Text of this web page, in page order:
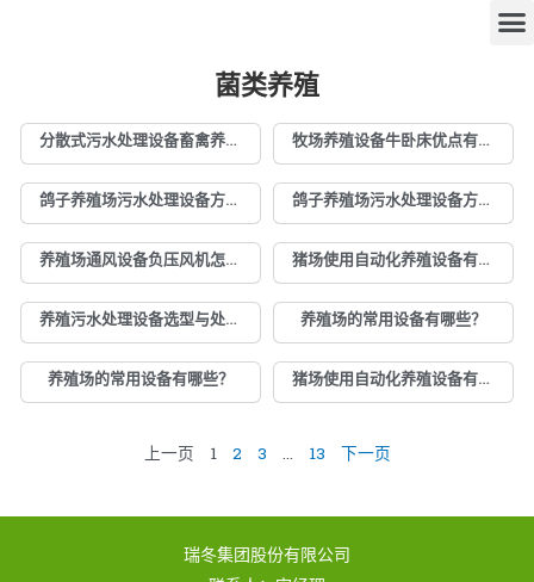
菌类养殖
分散式污水处理设备畜禽养殖废水组合处理技术 牧场养殖设备牛卧床优点有哪些
鸽子养殖场污水处理设备方案全康环保 鸽子养殖场污水处理设备方案全康环保
养殖场通风设备负压风机怎么选型？ 猪场使用自动化养殖设备有哪些特点
养殖污水处理设备选型与处理工艺 养殖场的常用设备有哪些？
养殖场的常用设备有哪些？ 猪场使用自动化养殖设备有哪些特点
上一页 1 2 3 … 13 下一页
瑞冬集团股份有限公司